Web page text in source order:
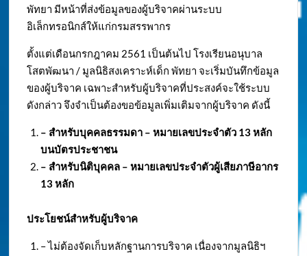
พัทยา มีหน้าที่ส่งข้อมูลของผู้บริจาคผ่านระบบ
อิเล็กทรอนิกส์ให้แก่กรมสรรพากร
ตั้งแต่เดือนกรกฎาคม 2561 เป็นต้นไป โรงเรียนอนุบาล
โสตพัฒนา / มูลนิธิสงเคราะห์เด็ก พัทยา จะเริ่มบันทึกข้อมูล
ของผู้บริจาค เฉพาะสำหรับผู้บริจาคที่ประสงค์จะใช้ระบบ
ดังกล่าว จึงจำเป็นต้องขอข้อมูลเพิ่มเติมจากผู้บริจาค ดังนี้
– สำหรับบุคคลธรรมดา – หมายเลขประจำตัว 13 หลัก
บนบัตรประชาชน
– สำหรับนิติบุคคล – หมายเลขประจำตัวผู้เสียภาษีอากร
13 หลัก
ประโยชน์สำหรับผู้บริจาค
– ไม่ต้องจัดเก็บหลักฐานการบริจาค เนื่องจากมูลนิธิฯ